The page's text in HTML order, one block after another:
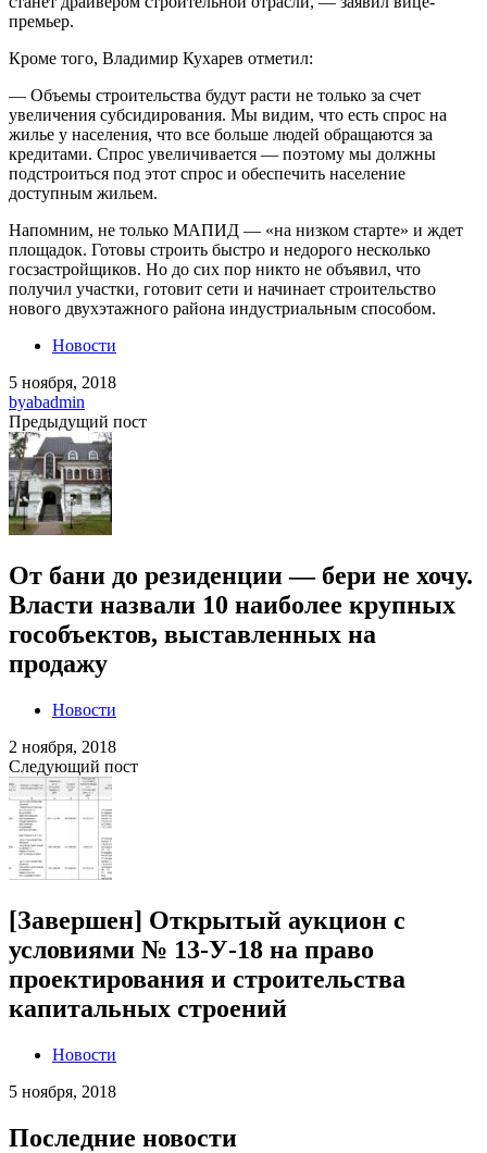
премьер.
Кроме того, Владимир Кухарев отметил:
— Объемы строительства будут расти не только за счет
увеличения субсидирования. Мы видим, что есть спрос на
жилье у населения, что все больше людей обращаются за
кредитами. Спрос увеличивается — поэтому мы должны
подстроиться под этот спрос и обеспечить население
доступным жильем.
Напомним, не только МАПИД — «на низком старте» и ждет
площадок. Готовы строить быстро и недорого несколько
госзастройщиков. Но до сих пор никто не объявил, что
получил участки, готовит сети и начинает строительство
нового двухэтажного района индустриальным способом.
Новости
5 ноября, 2018
byabadmin
Предыдущий пост
От бани до резиденции — бери не хочу.
Власти назвали 10 наиболее крупных
гособъектов, выставленных на
продажу
Новости
2 ноября, 2018
Следующий пост
[Завершен] Открытый аукцион с
условиями № 13-У-18 на право
проектирования и строительства
капитальных строений
Новости
5 ноября, 2018
Последние новости